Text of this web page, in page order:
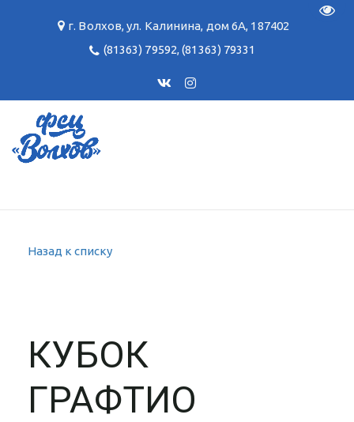
г. Волхов,ул. Калинина, дом 6А, 187402
(81363) 79592,(81363) 79331
Назад к списку
КУБОК
ГРАФТИО